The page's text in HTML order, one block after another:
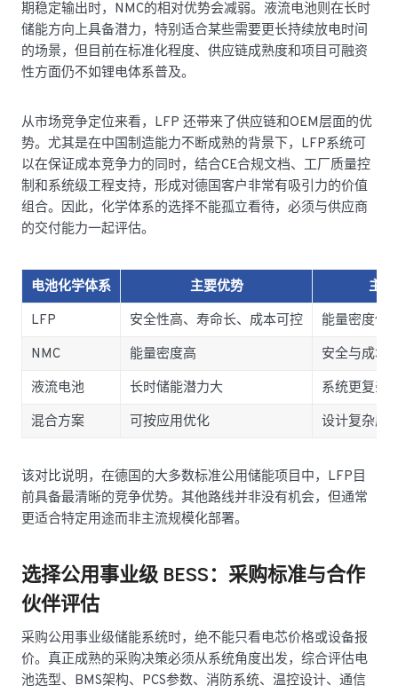
期稳定输出时，NMC的相对优势会减弱。液流电池则在长时
储能方向上具备潜力，特别适合某些需要更长持续放电时间
的场景，但目前在标准化程度、供应链成熟度和项目可融资
性方面仍不如锂电体系普及。
从市场竞争定位来看，LFP 还带来了供应链和OEM层面的优
势。尤其是在中国制造能力不断成熟的背景下，LFP系统可
以在保证成本竞争力的同时，结合CE合规文档、工厂质量控
制和系统级工程支持，形成对德国客户非常有吸引力的价值
组合。因此，化学体系的选择不能孤立看待，必须与供应商
的交付能力一起评估。
电池化学体系 主要优势
主
LFP
安全性高、寿命长、成本可控
能量密度低
NMC
能量密度高
安全与成本
液流电池
长时储能潜力大
系统更复杂
混合方案
可按应用优化 设计复杂度
该对比说明，在德国的大多数标准公用储能项目中，LFP目
前具备最清晰的竞争优势。其他路线并非没有机会，但通常
更适合特定用途而非主流规模化部署。
选择公用事业级 BESS：采购标准与合作
伙伴评估
采购公用事业级储能系统时，绝不能只看电芯价格或设备报
价。真正成熟的采购决策必须从系统角度出发，综合评估电
池选型、BMS架构、PCS参数、消防系统、温控设计、通信